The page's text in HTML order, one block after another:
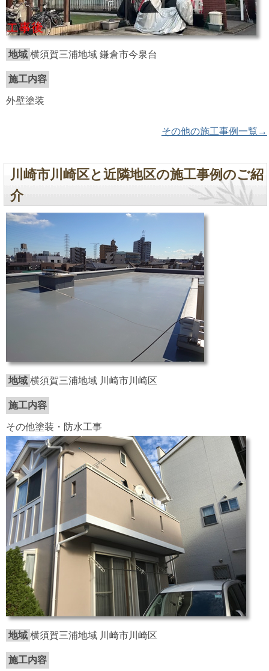
地域 横須賀三浦地域 鎌倉市今泉台
施工内容
外壁塗装
その他の施工事例一覧→
川崎市川崎区と近隣地区の施工事例のご紹
介
地域 横須賀三浦地域 川崎市川崎区
施工内容
その他塗装・防水工事
地域 横須賀三浦地域 川崎市川崎区
施工内容